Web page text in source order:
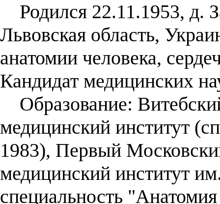
Родился 22.11.1953, д.
Львовская область,
анатомии человека,
Кандидат медицинских
Образование:
медицинский институт
1983), Первый
медицинский институт
специальность